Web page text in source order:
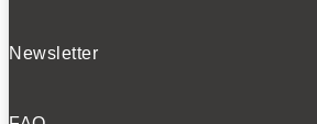
Newsletter